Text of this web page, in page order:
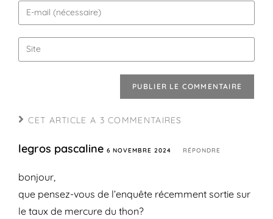
CET ARTICLE A 3 COMMENTAIRES
legros pascaline 6 NOVEMBRE 2024 RÉPONDRE
bonjour,
que pensez-vous de l’enquête récemment sortie sur
le taux de mercure du thon?